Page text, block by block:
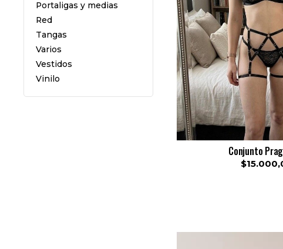
Portaligas y medias
Red
Tangas
Varios
Vestidos
Vinilo
Conjunto